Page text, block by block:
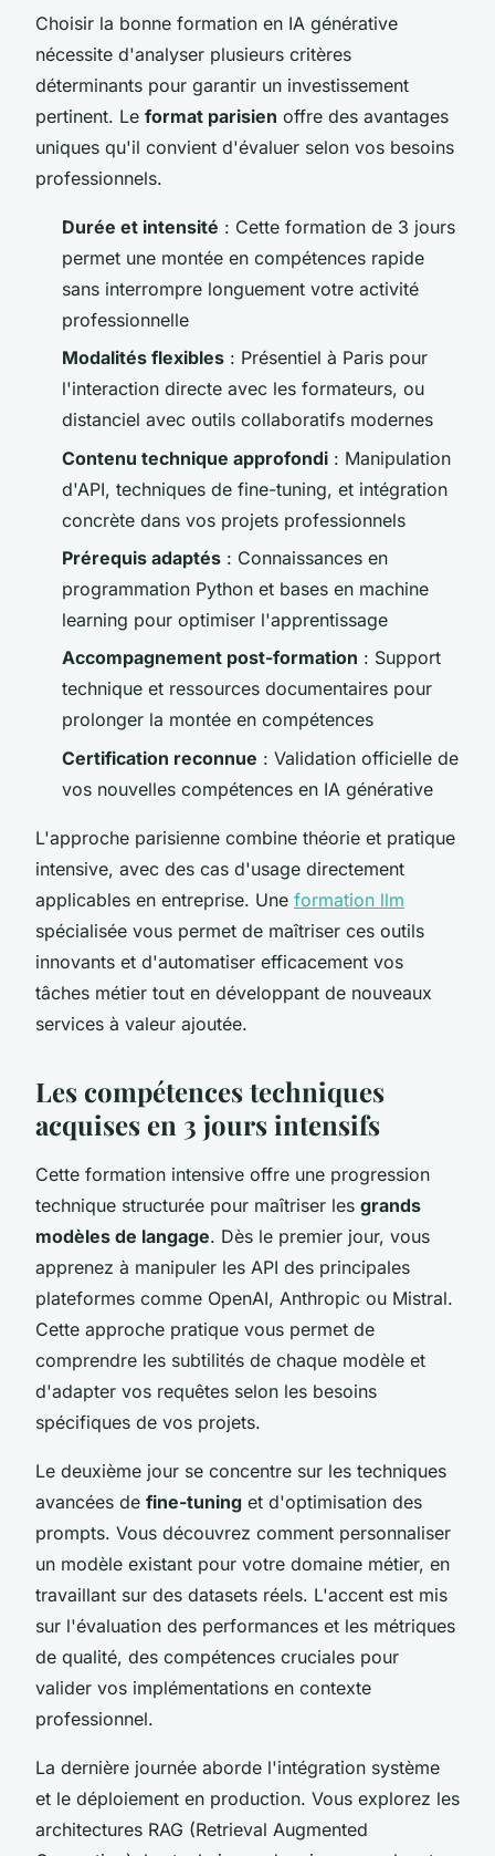
Choisir la bonne formation en IA générative
nécessite d'analyser plusieurs critères
déterminants pour garantir un investissement
pertinent. Le format parisien offre des avantages
uniques qu'il convient d'évaluer selon vos besoins
professionnels.
Durée et intensité : Cette formation de 3 jours
permet une montée en compétences rapide
sans interrompre longuement votre activité
professionnelle
Modalités flexibles : Présentiel à Paris pour
l'interaction directe avec les formateurs, ou
distanciel avec outils collaboratifs modernes
Contenu technique approfondi : Manipulation
d'API, techniques de fine-tuning, et intégration
concrète dans vos projets professionnels
Prérequis adaptés : Connaissances en
programmation Python et bases en machine
learning pour optimiser l'apprentissage
Accompagnement post-formation : Support
technique et ressources documentaires pour
prolonger la montée en compétences
Certification reconnue : Validation officielle de
vos nouvelles compétences en IA générative
L'approche parisienne combine théorie et pratique
intensive, avec des cas d'usage directement
applicables en entreprise. Une formation llm
spécialisée vous permet de maîtriser ces outils
innovants et d'automatiser efficacement vos
tâches métier tout en développant de nouveaux
services à valeur ajoutée.
Les compétences techniques
acquises en 3 jours intensifs
Cette formation intensive offre une progression
technique structurée pour maîtriser les grands
modèles de langage. Dès le premier jour, vous
apprenez à manipuler les API des principales
plateformes comme OpenAI, Anthropic ou Mistral.
Cette approche pratique vous permet de
comprendre les subtilités de chaque modèle et
d'adapter vos requêtes selon les besoins
spécifiques de vos projets.
Le deuxième jour se concentre sur les techniques
avancées de fine-tuning et d'optimisation des
prompts. Vous découvrez comment personnaliser
un modèle existant pour votre domaine métier, en
travaillant sur des datasets réels. L'accent est mis
sur l'évaluation des performances et les métriques
de qualité, des compétences cruciales pour
valider vos implémentations en contexte
professionnel.
La dernière journée aborde l'intégration système
et le déploiement en production. Vous explorez les
architectures RAG (Retrieval Augmented